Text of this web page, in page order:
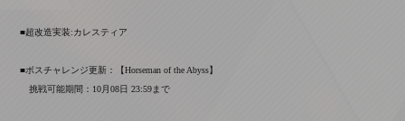
■超改造実装:カレスティア
■ボスチャレンジ更新：【Horseman of the Abyss】
挑戦可能期間：10月08日 23:59まで